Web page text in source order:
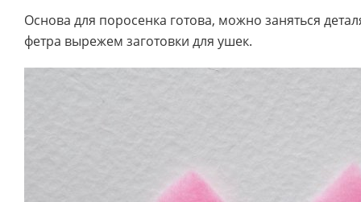
Основа для поросенка готова, можно заняться
фетра вырежем заготовки для ушек.